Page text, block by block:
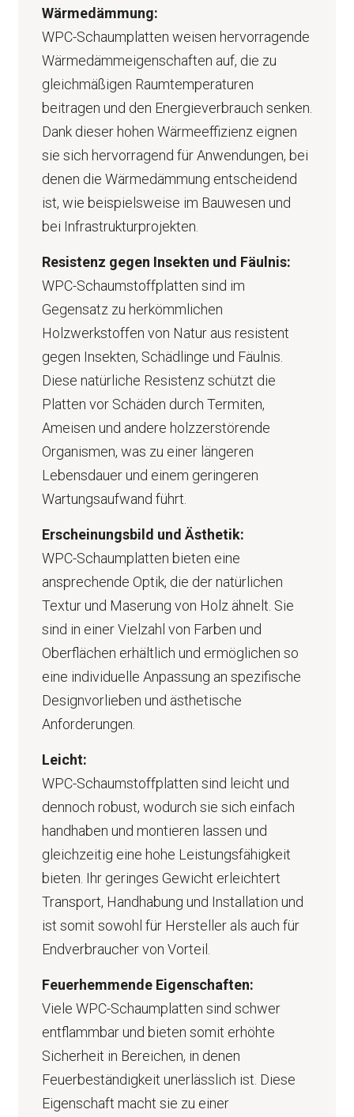
Wärmedämmung:
WPC-Schaumplatten weisen hervorragende
Wärmedämmeigenschaften auf, die zu
gleichmäßigen Raumtemperaturen
beitragen und den Energieverbrauch senken.
Dank dieser hohen Wärmeeffizienz eignen
sie sich hervorragend für Anwendungen, bei
denen die Wärmedämmung entscheidend
ist, wie beispielsweise im Bauwesen und
bei Infrastrukturprojekten.
Resistenz gegen Insekten und Fäulnis:
WPC-Schaumstoffplatten sind im
Gegensatz zu herkömmlichen
Holzwerkstoffen von Natur aus resistent
gegen Insekten, Schädlinge und Fäulnis.
Diese natürliche Resistenz schützt die
Platten vor Schäden durch Termiten,
Ameisen und andere holzzerstörende
Organismen, was zu einer längeren
Lebensdauer und einem geringeren
Wartungsaufwand führt.
Erscheinungsbild und Ästhetik:
WPC-Schaumplatten bieten eine
ansprechende Optik, die der natürlichen
Textur und Maserung von Holz ähnelt. Sie
sind in einer Vielzahl von Farben und
Oberflächen erhältlich und ermöglichen so
eine individuelle Anpassung an spezifische
Designvorlieben und ästhetische
Anforderungen.
Leicht:
WPC-Schaumstoffplatten sind leicht und
dennoch robust, wodurch sie sich einfach
handhaben und montieren lassen und
gleichzeitig eine hohe Leistungsfähigkeit
bieten. Ihr geringes Gewicht erleichtert
Transport, Handhabung und Installation und
ist somit sowohl für Hersteller als auch für
Endverbraucher von Vorteil.
Feuerhemmende Eigenschaften:
Viele WPC-Schaumplatten sind schwer
entflammbar und bieten somit erhöhte
Sicherheit in Bereichen, in denen
Feuerbeständigkeit unerlässlich ist. Diese
Eigenschaft macht sie zu einer